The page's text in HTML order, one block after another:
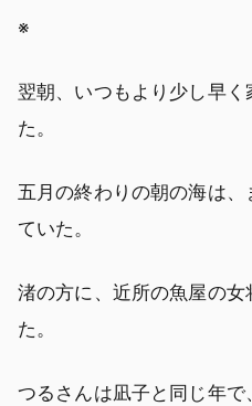
※
翌朝、いつもより少し早
た。
五月の終わりの朝の海は
ていた。
渚の方に、近所の魚屋の
た。
つるさんは凪子と同じ年